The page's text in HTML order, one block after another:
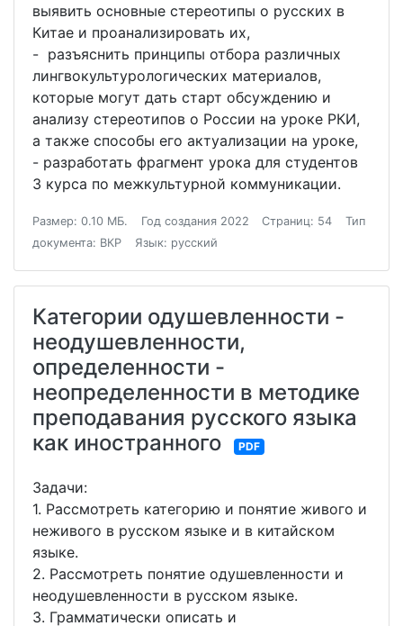
выявить основные стереотипы о русских в
Китае и проанализировать их,
- разъяснить принципы отбора различных
лингвокультурологических материалов,
которые могут дать старт обсуждению и
анализу стереотипов о России на уроке РКИ,
а также способы его актуализации на уроке,
- разработать фрагмент урока для студентов
3 курса по межкультурной коммуникации.
Размер: 0.10 МБ. Год создания 2022 Страниц: 54
Тип
документа: ВКР
Язык: русский
Категории одушевленности -
неодушевленности,
определенности -
неопределенности в методике
преподавания русского языка
как иностранного
PDF
Задачи:
1. Рассмотреть категорию и понятие живого и
неживого в русском языке и в китайском
языке.
2. Рассмотреть понятие одушевленности и
неодушевленности в русском языке.
3. Грамматически описать и